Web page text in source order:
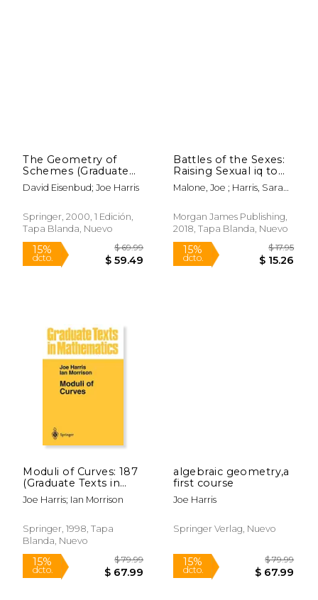
15%
dcto. $ 78.53
The Geometry of
Schemes (Graduate
Texts in Mathematics)
(en Inglés)
David Eisenbud; Joe Harris
Springer, 2000, 1 Edición,
Tapa Blanda, Nuevo
Battles of the Sexes:
Raising Sexual iq to
Lower Sexual Conflict
and Empower
Inglés)
Malone, Joe ; Harris, Sarah
Morgan James Publishing,
2018, Tapa Blanda, Nuevo
Moduli of Curves: 187
(Graduate Texts in
Mathematics) (en
Inglés)
Joe Harris; Ian Morrison
Springer, 1998, Tapa
Blanda, Nuevo
algebraic geometry,a
first course
Joe Harris
Springer Verlag, Nuevo